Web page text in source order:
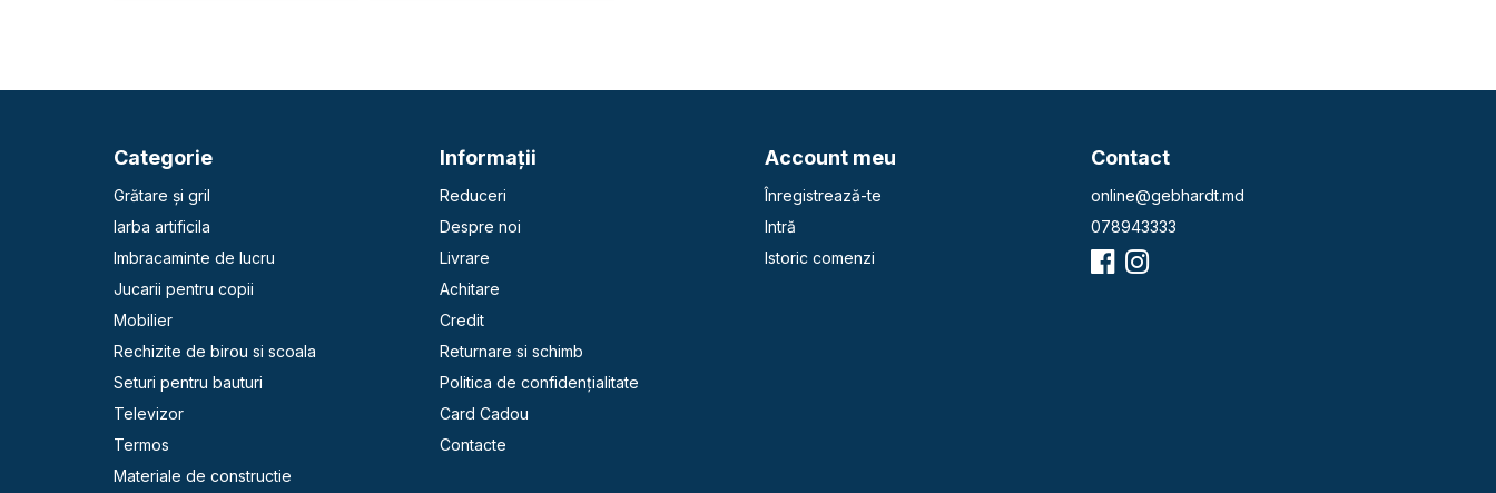
Categorie
Grătare și gril
Iarba artificila
Imbracaminte de lucru
Jucarii pentru copii
Mobilier
Rechizite de birou si scoala
Seturi pentru bauturi
Televizor
Termos
Materiale de constructie
Informaţii
Reduceri
Despre noi
Livrare
Achitare
Credit
Returnare si schimb
Politica de confidențialitate
Card Cadou
Contacte
Account meu
Înregistrează-te
Intră
Istoric comenzi
Contact
online@gebhardt.md
078943333